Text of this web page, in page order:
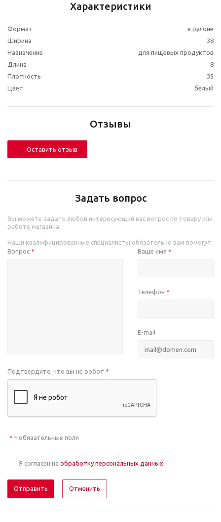
Характеристики
Формат
в рулоне
Ширина
38
Назначение
для пищевых продуктов
Длина
8
Плотность
35
Цвет
белый
Отзывы
Оставить отзыв
Задать вопрос
Вы можете задать любой интересующий вас вопрос по товару или
работе магазина.
Наши квалифицированные специалисты обязательно вам помогут.
Вопрос * Ваше имя *
Телефон *
E-mail
Подтвердите, что вы не робот *
* – обязательные поля
Я согласен на обработку персональных данных
Отменить